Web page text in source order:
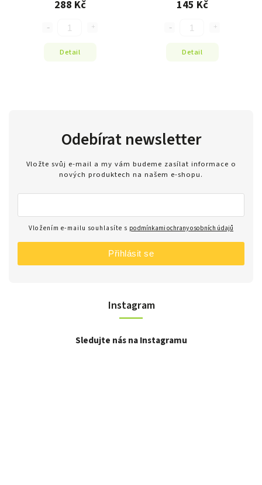
288 Kč
Detail
145 Kč
Detail
Instagram
Sledujte nás na Instagramu
Odebírat newsletter
Vložte svůj e-mail a my vám budeme zasílat informace o
nových produktech na našem e-shopu.
Vložením e-mailu souhlasíte s podmínkami ochrany osobních údajů
Přihlásit se